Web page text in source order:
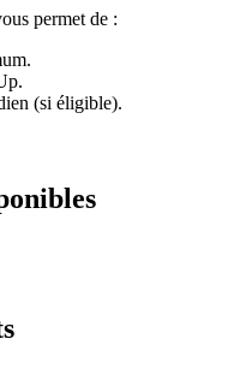
permet de :
(si éligible).